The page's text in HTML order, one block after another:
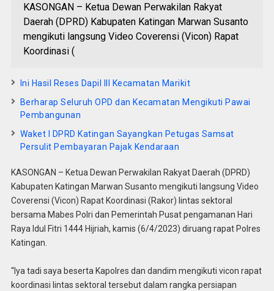
KASONGAN – Ketua Dewan Perwakilan Rakyat
Daerah (DPRD) Kabupaten Katingan Marwan Susanto
mengikuti langsung Video Coverensi (Vicon) Rapat
Koordinasi (
Ini Hasil Reses Dapil III Kecamatan Marikit
Berharap Seluruh OPD dan Kecamatan Mengikuti Pawai
Pembangunan
Waket I DPRD Katingan Sayangkan Petugas Samsat
Persulit Pembayaran Pajak Kendaraan
KASONGAN – Ketua Dewan Perwakilan Rakyat Daerah (DPRD)
Kabupaten Katingan Marwan Susanto mengikuti langsung Video
Coverensi (Vicon) Rapat Koordinasi (Rakor) lintas sektoral
bersama Mabes Polri dan Pemerintah Pusat pengamanan Hari
Raya Idul Fitri 1444 Hijriah, kamis (6/4/2023) diruang rapat Polres
Katingan.
“Iya tadi saya beserta Kapolres dan dandim mengikuti vicon rapat
koordinasi lintas sektoral tersebut dalam rangka persiapan